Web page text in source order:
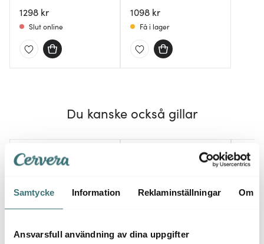
Samtycke Information Reklaminställningar Om
Ansvarsfull användning av dina uppgifter
1298 kr
Slut online
1098 kr
Få i lager
Du kanske också gillar
40%